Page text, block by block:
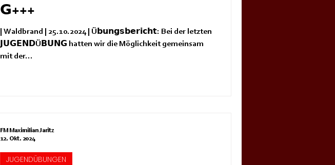
𝗚+++
| Waldbrand | 25.10.2024 | Ü𝗯𝘂𝗻𝗴𝘀𝗯𝗲𝗿𝗶𝗰𝗵𝘁: Bei der letzten
𝗝𝗨𝗚𝗘𝗡𝗗Ü𝗕𝗨𝗡𝗚 hatten wir die Möglichkeit gemeinsam
mit der...
JUGENDÜBUNGEN
FM Maximilian Jaritz
12. Okt. 2024